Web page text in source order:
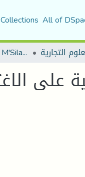
All of
Scientific Journals of M'Sila University
على